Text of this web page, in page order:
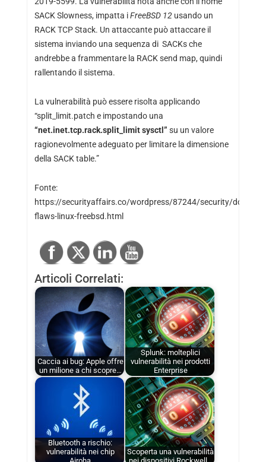
SACK Slowness, impatta iFreeBSD 12usando un
RACK TCP Stack. Un attaccante può attaccare il
sistema inviando una sequenza di SACKs che
andrebbe a frammentare la RACK send map, quindi
rallentando il sistema.
La vulnerabilità può essere risolta applicando
“split_limit.patch e impostando una
“net.inet.tcp.rack.split_limit sysctl” su un valore
ragionevolmente adeguato per limitare la dimensione
della SACK table.”
Fonte:
https://securityaffairs.co/wordpress/87244/security/dos-
flaws-linux-freebsd.html
Articoli Correlati:
Caccia ai bug: Apple offre
un milione a chi scopre…
Splunk: molteplici
vulnerabilità nei prodotti
Enterprise
Bluetooth a rischio:
vulnerabilità nei chip
Scoperta una vulnerabilità